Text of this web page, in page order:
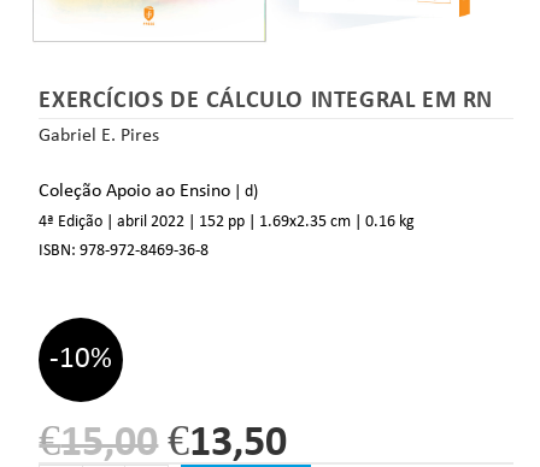
EXERCÍCIOS DE CÁLCULO INTEGRAL EM RN
Gabriel E. Pires
Coleção Apoio ao Ensino | d)
4ª Edição | abril 2022 | 152 pp | 1.69x2.35 cm | 0.16 kg
ISBN:978-972-8469-36-8
-10%
€15,00 €13,50